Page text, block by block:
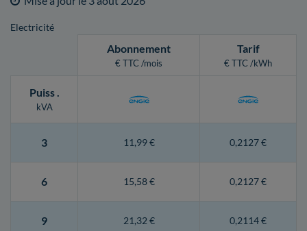
Electricité
Abonnement
€ TTC /mois
Tarif
€ TTC /kWh
Puiss.
kVA
3 11,99 € 0,2127 €
6 15,58 € 0,2127 €
9 21,32 € 0,2114 €